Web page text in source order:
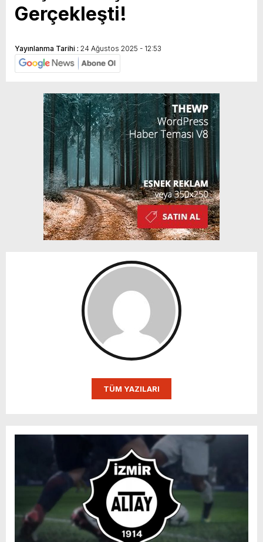
Gerçekleşti!
Yayınlanma Tarihi : 24 Ağustos 2025 - 12:53
TÜM YAZILARI